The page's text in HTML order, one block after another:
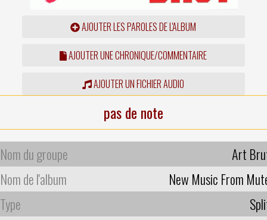
AJOUTER LES PAROLES DE L'ALBUM
AJOUTER UNE CHRONIQUE/COMMENTAIRE
AJOUTER UN FICHIER AUDIO
pas de note
Nom du groupe
Art
Nom de l'album
New Music From
Type